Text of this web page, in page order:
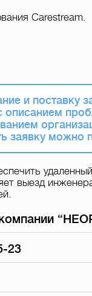
Carestream.
и поставку
описанием
заявку можно
выезд
23